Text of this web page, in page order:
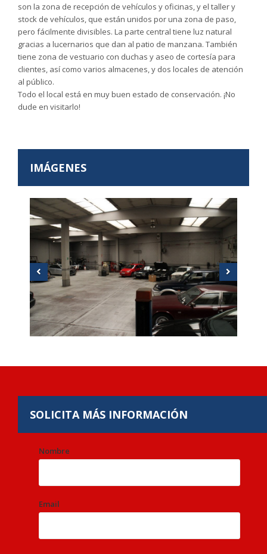
son la zona de recepción de vehículos y oficinas, y el taller y
stock de vehículos, que están unidos por una zona de paso,
pero fácilmente divisibles. La parte central tiene luz natural
gracias a lucernarios que dan al patio de manzana. También
tiene zona de vestuario con duchas y aseo de cortesía para
clientes, así como varios almacenes, y dos locales de atención
al público.
Todo el local está en muy buen estado de conservación. ¡No
dude en visitarlo!
IMÁGENES
Anterior
SOLICITA MÁS INFORMACIÓN
Nombre
Email